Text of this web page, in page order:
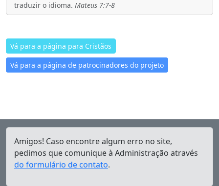
traduzir o idioma. Mateus 7:7-8
Vá para a página para Cristãos
Vá para a página de patrocinadores do projeto
Amigos! Caso encontre algum erro no site,
pedimos que comunique à Administração através
do formulário de contato.